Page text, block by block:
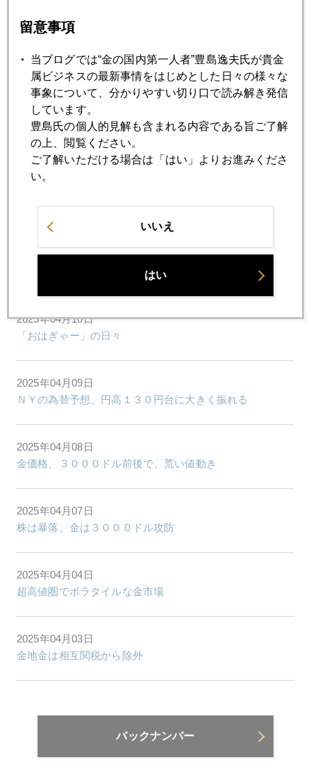
2025年04月16日
国際金価格、３３００ドル視野
2025年04月15日
３２００ドル超え、やっと一服
金、高値追い、どこまで
2025年04月11日
トランプ金高、３２００ドル突破
2025年04月10日
「おはぎゃー」の日々
2025年04月09日
ＮＹの為替予想、円高１３０円台に大きく振れる
2025年04月08日
金価格、３０００ドル前後で、荒い値動き
2025年04月07日
株は暴落、金は３０００ドル攻防
2025年04月04日
超高値圏でボラタイルな金市場
2025年04月03日
金地金は相互関税から除外
バックナンバー
留意事項
当ブログでは“金の国内第一人者”豊島逸夫氏が貴金
属ビジネスの最新事情をはじめとした日々の様々な
事象について、分かりやすい切り口で読み解き発信
しています。
豊島氏の個人的見解も含まれる内容である旨ご了解
の上、閲覧ください。
ご了解いただける場合は「はい」よりお進みくださ
い。
いいえ
はい